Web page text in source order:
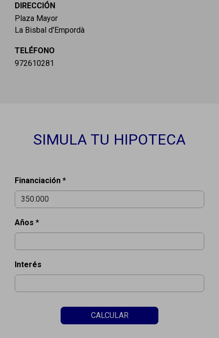
DIRECCIÓN
Plaza Mayor
La Bisbal d'Empordà
TELÉFONO
972610281
SIMULA TU HIPOTECA
Financiación *
Años *
Interés
CALCULAR